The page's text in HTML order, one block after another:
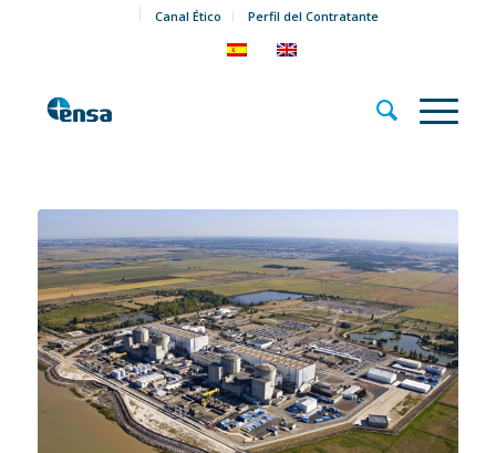
Canal Ético Perfil del Contratante